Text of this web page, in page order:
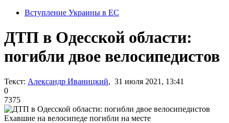
Вступление Украины в ЕС
ДТП в Одесской области:
погибли двое велосипедистов
Текст: Александр Иваницкий, 31 июля 2021, 13:41
0
7375
Ехавшие на велосипеде погибли на месте